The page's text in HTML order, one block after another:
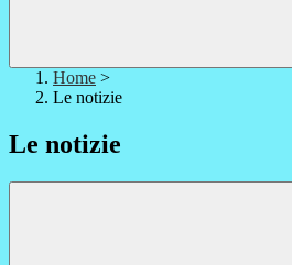
Home >
Le notizie
Le notizie